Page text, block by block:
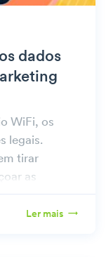
dados
WiFi, os
legais.
tirar
as
Ler mais